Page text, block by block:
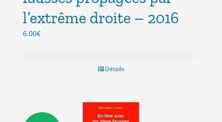
l’extrême droite – 2016
6.00€
Détails